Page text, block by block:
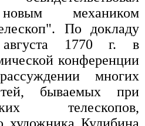
механиком
По докладу
1770 г. в
конференции
многих
бываемых при
телескопов,